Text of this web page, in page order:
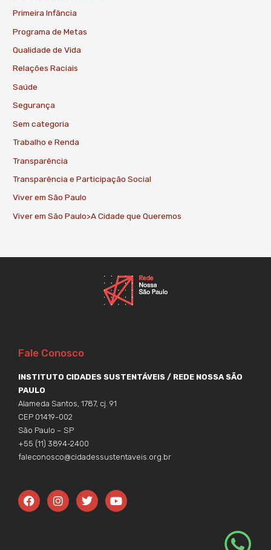
Primeira Infância
Programa de Metas
Qualidade de Vida
Relações Raciais
Saúde
Segurança
Sem categoria
Trabalho e Renda
Transparência
Transparência e Participação Social
Viver em São Paulo
Viver em São Paulo>A Cidade que Queremos
Fale Conosco
INSTITUTO CIDADES SUSTENTÁVEIS / REDE NOSSA SÃO
PAULO
Alameda Santos, 1787, cj. 91
CEP 01419-002
São Paulo – SP
+55 (11) 3894-2400
faleconosco@cidadessustentaveis.org.br
F
a
c
I
n
s
T
w
i
Y
o
u